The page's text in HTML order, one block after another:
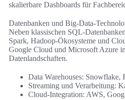
skalierbare Dashboards für
Datenbanken und Big-Data-
Neben klassischen SQL-
Spark, Hadoop-Ökosysteme und
Google Cloud und Microsoft Azure
Datenlandschaften.
Data Warehouses: Snowflake,
Streaming und Verarbeitung:
Cloud-Integration: AWS,